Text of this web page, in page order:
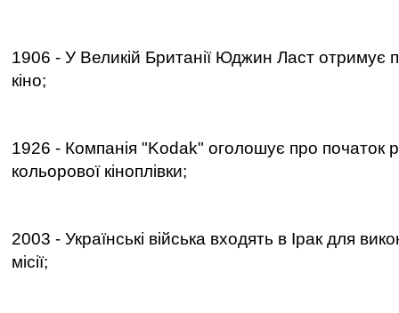
1906 - У Великій Британії Юджин Ласт отримує
кіно;
1926 - Компанія "Kodak" оголошує про початок
кольорової кіноплівки;
2003 - Українські війська входять в Ірак для
місії;